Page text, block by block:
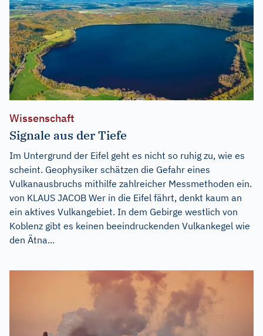
Wissenschaft
Signale aus der Tiefe
Im Untergrund der Eifel geht es nicht so ruhig zu, wie es
scheint. Geophysiker schätzen die Gefahr eines
Vulkanausbruchs mithilfe zahlreicher Messmethoden ein.
von KLAUS JACOB Wer in die Eifel fährt, denkt kaum an
ein aktives Vulkangebiet. In dem Gebirge westlich von
Koblenz gibt es keinen beeindruckenden Vulkankegel wie
den Ätna...